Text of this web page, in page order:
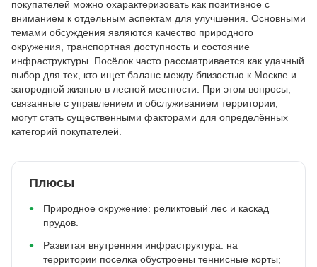
покупателей можно охарактеризовать как позитивное с
вниманием к отдельным аспектам для улучшения. Основными
темами обсуждения являются качество природного
окружения, транспортная доступность и состояние
инфраструктуры. Посёлок часто рассматривается как удачный
выбор для тех, кто ищет баланс между близостью к Москве и
загородной жизнью в лесной местности. При этом вопросы,
связанные с управлением и обслуживанием территории,
могут стать существенными факторами для определённых
категорий покупателей.
Плюсы
Природное окружение: реликтовый лес и каскад
прудов.
Развитая внутренняя инфраструктура: на
территории поселка обустроены теннисные корты;